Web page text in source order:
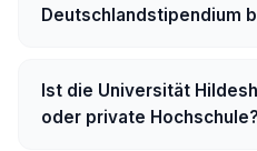
Deutschlandstipendium
Ist die Universität
oder private Hochschule?